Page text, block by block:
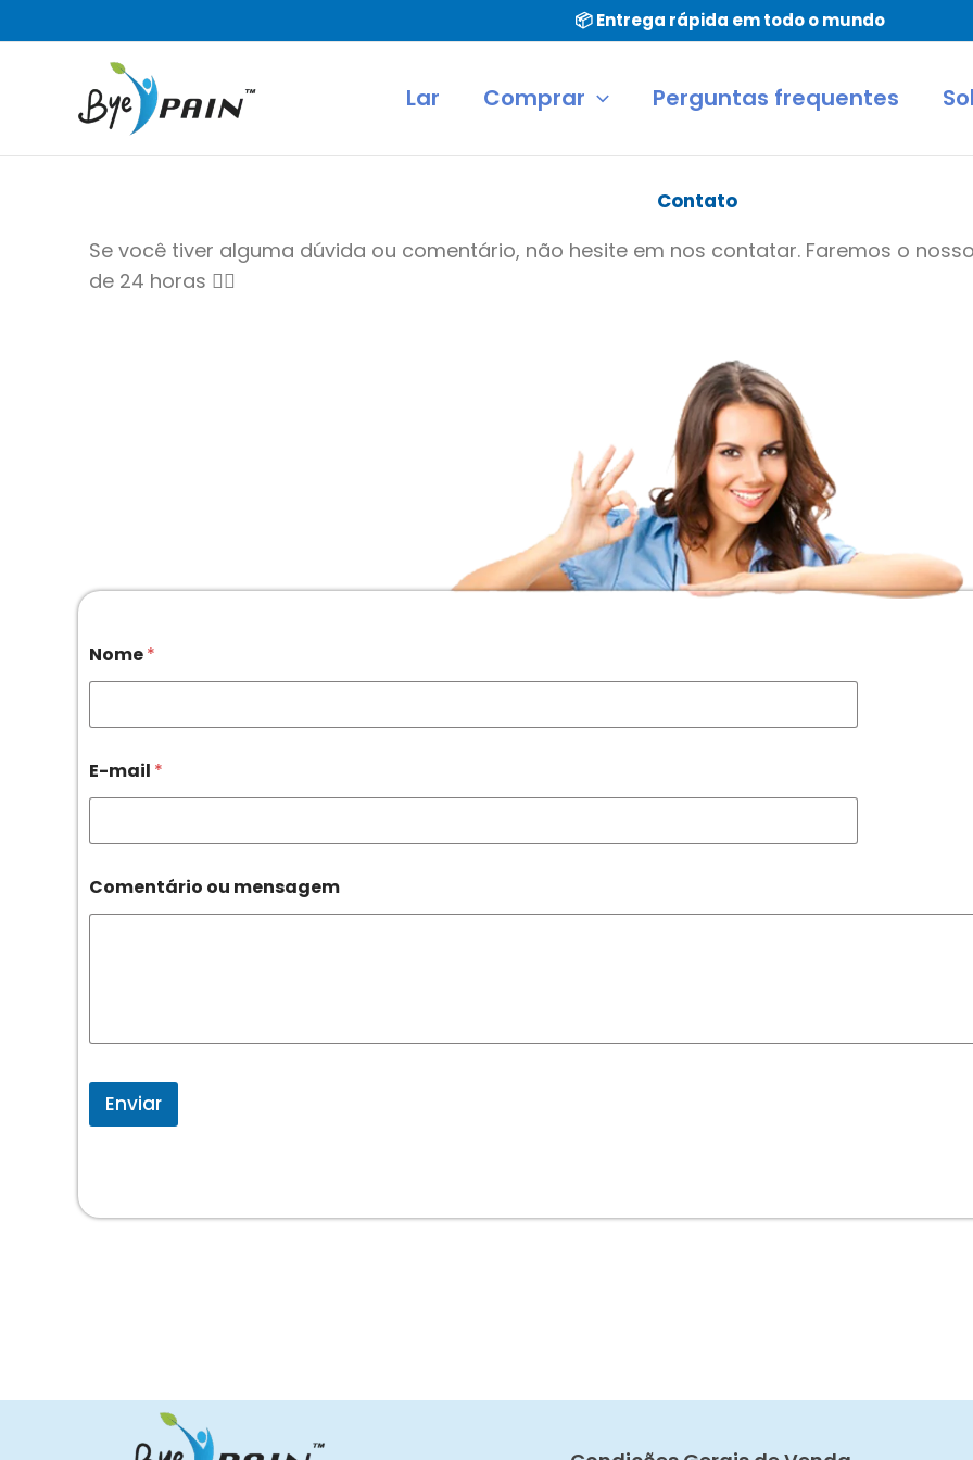
para
conteúdo
📦 Entrega rápida em todo o mundo
Lar Comprar Perguntas frequentes
Contato
Se você tiver alguma dúvida ou comentário, não hesite em nos contatar. Faremos o
de 24 horas 👇🏻
Nome*
E-mail *
Comentário ou mensagem
Enviar